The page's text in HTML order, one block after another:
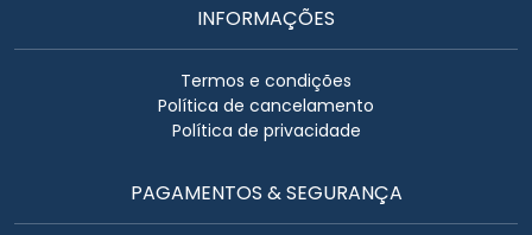
INFORMAÇÕES
Termos e condições
Política de cancelamento
Política de privacidade
PAGAMENTOS & SEGURANÇA